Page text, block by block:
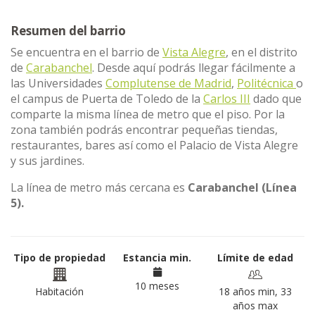
Resumen del barrio
Se encuentra en el barrio de Vista Alegre, en el distrito
de Carabanchel. Desde aquí podrás llegar fácilmente a
las Universidades Complutense de Madrid, Politécnica o
el campus de Puerta de Toledo de la Carlos III dado que
comparte la misma línea de metro que el piso. Por la
zona también podrás encontrar pequeñas tiendas,
restaurantes, bares así como el Palacio de Vista Alegre
y sus jardines.
La línea de metro más cercana es Carabanchel (Línea
5).
Tipo de propiedad
Habitación
Estancia min.
10 meses
Límite de edad
18 años min, 33
años max